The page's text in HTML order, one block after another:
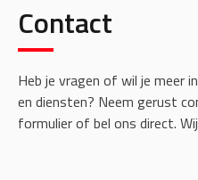
Contact
Heb je vragen of wil je meer
en diensten? Neem gerust
formulier of bel ons direct.